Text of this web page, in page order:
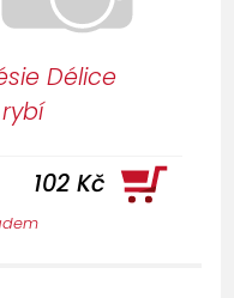
Délice
102 Kč